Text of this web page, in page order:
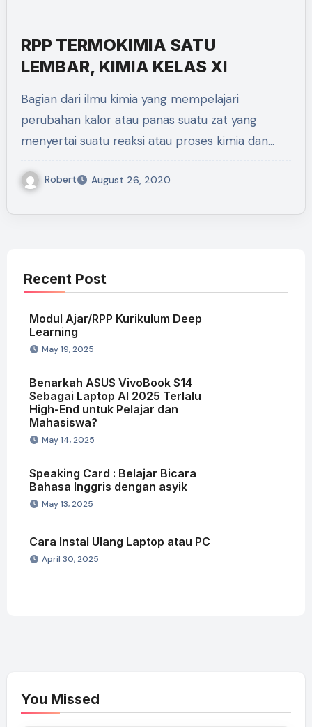
RPP TERMOKIMIA SATU
LEMBAR, KIMIA KELAS XI
Bagian dari ilmu kimia yang mempelajari
perubahan kalor atau panas suatu zat yang
menyertai suatu reaksi atau proses kimia dan…
Robert August 26, 2020
Recent Post
Modul Ajar/RPP Kurikulum Deep
Learning
May 19, 2025
Benarkah ASUS VivoBook S14
Sebagai Laptop AI 2025 Terlalu
High-End untuk Pelajar dan
Mahasiswa?
May 14, 2025
Speaking Card : Belajar Bicara
Bahasa Inggris dengan asyik
May 13, 2025
Cara Instal Ulang Laptop atau PC
April 30, 2025
You Missed